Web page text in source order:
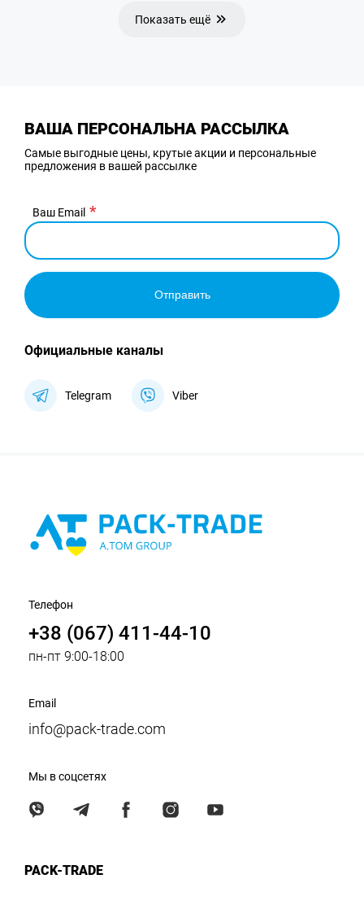
Показать ещё
ВАША ПЕРСОНАЛЬНА РАССЫЛКА
Самые выгодные цены, крутые акции и персональные
предложения в вашей рассылке
Ваш Email
Отправить
Официальные каналы
Telegram Viber
Телефон
+38 (067) 411-44-10
пн-пт 9:00-18:00
Email
info@pack-trade.com
Мы в соцсетях
PACK-TRADE